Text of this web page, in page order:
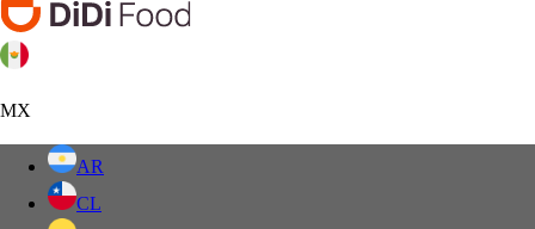
MX
AR
CL